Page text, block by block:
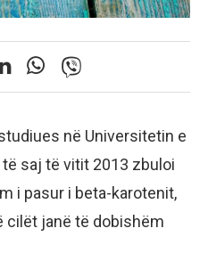
në Universitetin e
saj të vitit 2013 zbuloi
i pasur i beta-karotenit,
cilët janë të dobishëm